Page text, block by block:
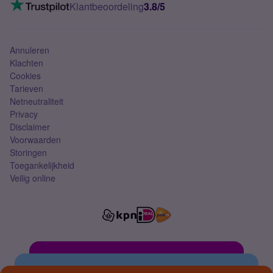
Mobiel abonnement
Klantbeoordeling3.8/5
Annuleren
Klachten
Cookies
Tarieven
Netneutraliteit
Privacy
Disclaimer
Voorwaarden
Storingen
Toegankelijkheid
Veilig online